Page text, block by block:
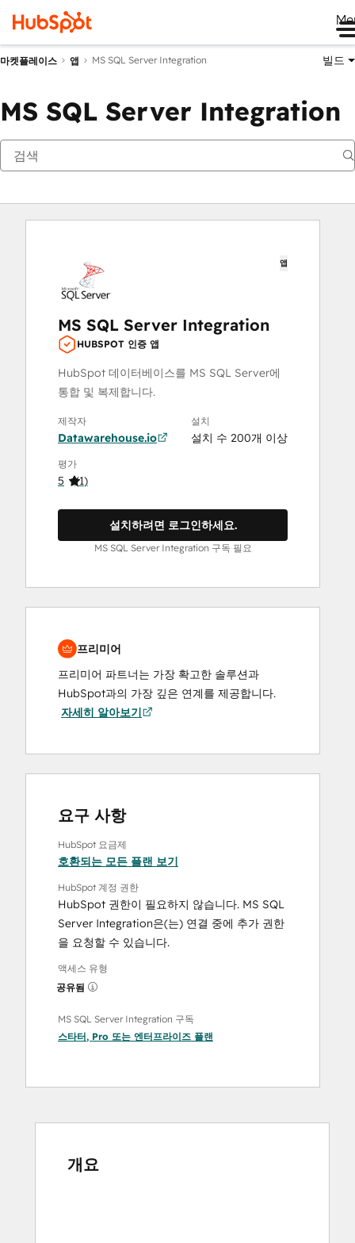
마켓플레이스 앱 MS SQL Server Integration 빌드
MS SQL Server Integration
앱
MS SQL Server Integration
HUBSPOT 인증 앱
HubSpot 데이터베이스를 MS SQL Server에
통합 및 복제합니다.
제작자
Datawarehouse.io
설치
설치 수 200개 이상
평가
5 (1)
설치하려면 로그인하세요.
MS SQL Server Integration 구독 필요
프리미어
프리미어 파트너는 가장 확고한 솔루션과
HubSpot과의 가장 깊은 연계를 제공합니다.
자세히 알아보기
요구 사항
HubSpot 요금제
호환되는 모든 플랜 보기
HubSpot 계정 권한
HubSpot 권한이 필요하지 않습니다. MS SQL
Server Integration은(는) 연결 중에 추가 권한
을 요청할 수 있습니다.
액세스 유형
공유됨
MS SQL Server Integration 구독
스타터, Pro 또는 엔터프라이즈 플랜
개요